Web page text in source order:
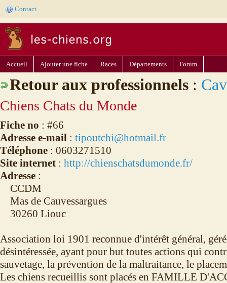
Contact
Accueil Ajouter une fiche Races Départements Forum
Retour aux professionnels :
Chiens Chats du Monde
Fiche no : #66
Adresse e-mail : tipoutchi@hotmail.fr
Téléphone : 0603271510
Site internet : http://chienschatsdumonde.fr/
Adresse :
CCDM
Mas de Cauvessargues
30260 Liouc
Association loi 1901 reconnue d'intérêt général,
désintéressée, ayant pour but toutes actions qui
sauvetage, la prévention de la maltraitance, le
Les chiens recueillis sont placés en FAMILLE